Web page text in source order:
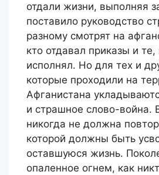
отдали жизни, выполняя
поставило руководство
разному смотрят на
кто отдавал приказы и те,
исполнял. Но для тех и
которые проходили на
Афганистана
и страшное слово-война.
никогда не должна
которой должны быть
оставшуюся жизнь.
опаленное огнем, как